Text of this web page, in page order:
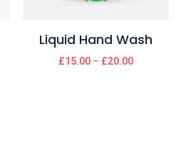
Liquid Hand Wash
£15.00– £20.00